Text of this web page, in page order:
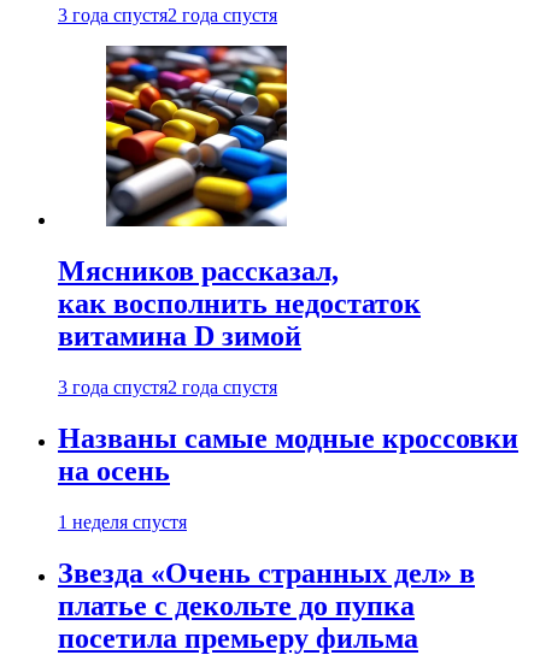
3 года спустя2 года спустя
Мясников рассказал,
как восполнить недостаток
витамина D зимой
3 года спустя2 года спустя
Названы самые модные кроссовки
на осень
1 неделя спустя
Звезда «Очень странных дел» в
платье с декольте до пупка
посетила премьеру фильма